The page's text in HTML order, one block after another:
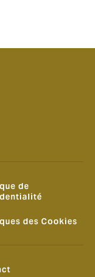
de
des Cookies